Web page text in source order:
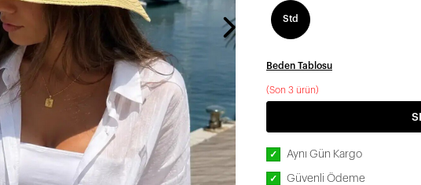
Std
Beden Tablosu
(Son 3 ürün)
✓ Aynı Gün Kargo
✓ Güvenli Ödeme